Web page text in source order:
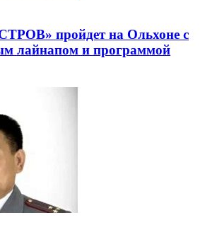
пройдет на Ольхоне с
лайнапом и программой